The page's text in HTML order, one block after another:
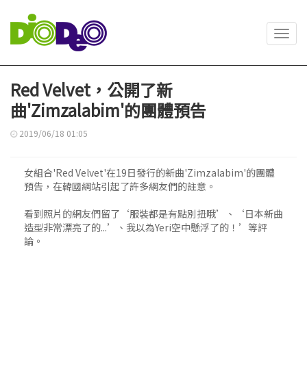
Red Velvet，公開了新
曲'Zimzalabim'的團體預告
2019/06/18 01:05
女組合'Red Velvet'在19日發行的新曲'Zimzalabim'的團體
預告，在韓國網站引起了許多網友們的註意。
看到照片的網友們留了‘服裝都是有點別扭哦’、‘日本新曲
造型非常漂亮了的...’、我以為Yeri空中懸浮了的！’等評
論。